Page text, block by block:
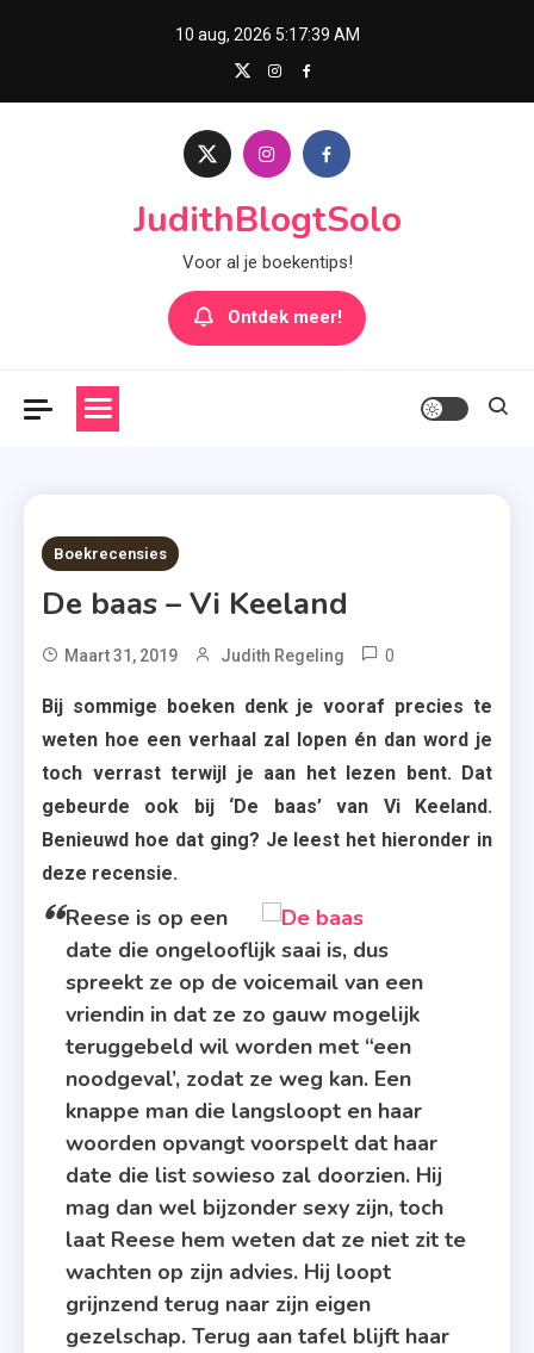
10 aug, 2026 5:17:40 AM
JudithBlogtSolo
Voor al je boekentips!
Ontdek meer!
8 MINS READ
Boekrecensies
De baas – Vi Keeland
Maart 31, 2019 Judith Regeling 0
Baas
,
Erotische
Roman
,
New
Adult
Volt
,
Vi
Keeland
Bij sommige boeken denk je vooraf precies te
weten hoe een verhaal zal lopen én dan word je
toch verrast terwijl je aan het lezen bent. Dat
gebeurde ook bij ‘De baas’ van Vi Keeland.
Benieuwd hoe dat ging? Je leest het hieronder in
deze recensie.
Reese is op een
date die ongelooflijk saai is, dus
spreekt ze op de voicemail van een
vriendin in dat ze zo gauw mogelijk
teruggebeld wil worden met “een
noodgeval’, zodat ze weg kan. Een
knappe man die langsloopt en haar
woorden opvangt voorspelt dat haar
date die list sowieso zal doorzien. Hij
mag dan wel bijzonder sexy zijn, toch
laat Reese hem weten dat ze niet zit te
wachten op zijn advies. Hij loopt
grijnzend terug naar zijn eigen
gezelschap. Terug aan tafel blijft haar